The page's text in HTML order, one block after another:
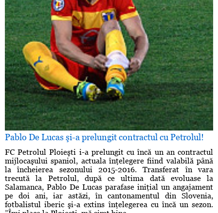
Pablo De Lucas şi-a prelungit contractul cu Petrolul!
FC Petrolul Ploieşti i-a prelungit cu încă un an contractul
mijlocaşului spaniol, actuala înţelegere fiind valabilă până
la încheierea sezonului 2015-2016. Transferat în vara
trecută la Petrolul, după ce ultima dată evoluase la
Salamanca, Pablo De Lucas parafase iniţial un angajament
pe doi ani, iar astăzi, în cantonamentul din Slovenia,
fotbalistul iberic şi-a extins înţelegerea cu încă un sezon.